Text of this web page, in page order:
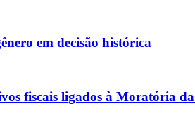
em decisão histórica
fiscais ligados à Moratória